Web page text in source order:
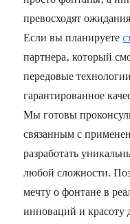
превосходят
Если вы планируете
партнера‚ который
передовые
гарантированное
Мы готовы
связанным с
разработать
любой сложности.
мечту о фонтане в
инноваций и красоту